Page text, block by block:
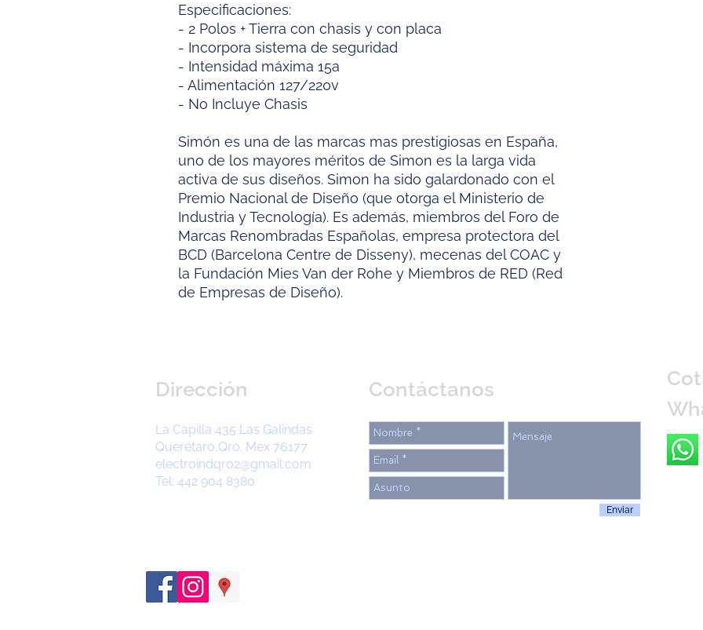
Especificaciones:
- 2 Polos + Tierra con chasis y con placa
- Incorpora sistema de seguridad
- Intensidad máxima 15a
- Alimentación 127/220v
- No Incluye Chasis
Simón es una de las marcas mas prestigiosas en España,
uno de los mayores méritos de Simon es la larga vida
activa de sus diseños. Simon ha sido galardonado con el
Premio Nacional de Diseño (que otorga el Ministerio de
Industria y Tecnología). Es además, miembros del Foro de
Marcas Renombradas Españolas, empresa protectora del
BCD (Barcelona Centre de Disseny), mecenas del COAC y
la Fundación Mies Van der Rohe y Miembros de RED (Red
de Empresas de Diseño).
Dirección
La Capilla 435 Las Galindas
Querétaro,Qro. Mex 76177
electroindqro2@gmail.com
Tel: 442 904 8380
Contáctanos
Enviar